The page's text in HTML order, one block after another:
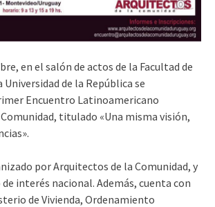
en el salón de actos de la Facultad de
de la República se
Encuentro Latinoamericano
titulado «Una misma visión,
por Arquitectos de la Comunidad, y
interés nacional. Además, cuenta con
de Vivienda, Ordenamiento